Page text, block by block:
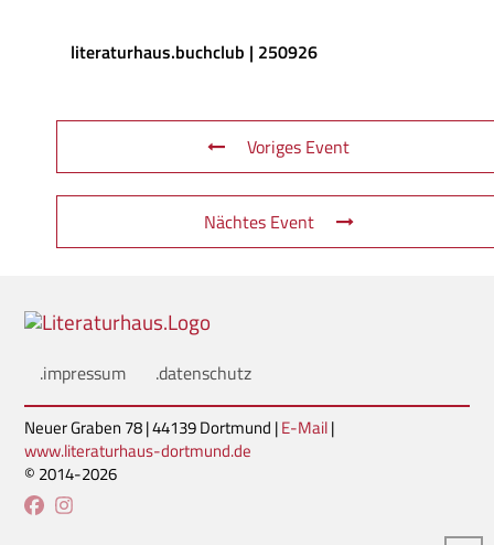
literaturhaus.buchclub | 250926
Voriges Event
Nächtes Event
.impressum .datenschutz
Neuer Graben 78 | 44139 Dortmund |E-Mail|
www.literaturhaus-dortmund.de
© 2014-2026